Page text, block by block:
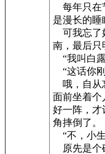
每年只在
是漫长的睡
可我忘了
南，最后只
“我叫白
“这话你
哦，自从
面前坐着个
好一阵，才
角摔倒了。
“不，小
原先是个